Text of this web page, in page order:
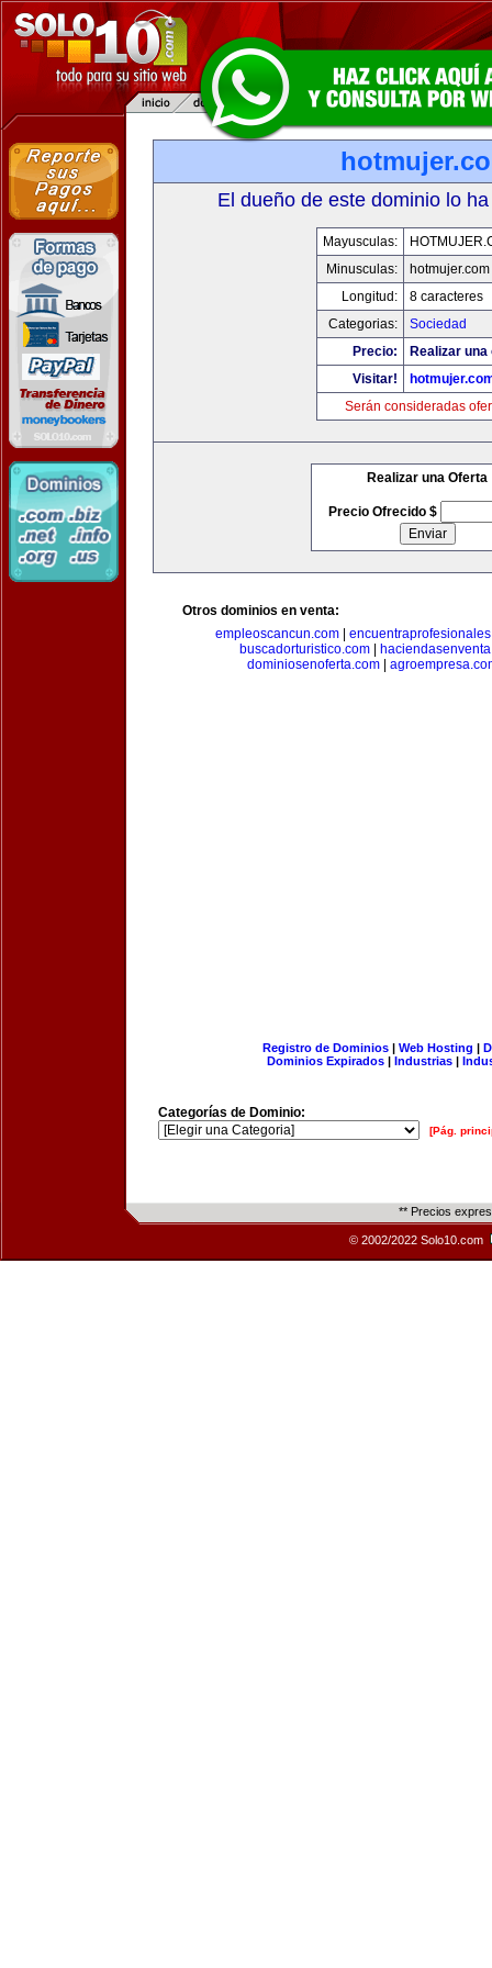
El dueño de este dominio lo
Mayusculas:
Minusculas:
hotmujer.com
Longitud:
8 caracteres
Categorias:
Sociedad
Precio:
Realizar
Visitar!
Serán consideradas
Realizar una Oferta
Precio Ofrecido $
Otros dominios en venta:
empleoscancun.com
buscadorturistico.com|
dominiosenoferta.com
Registro de Dominios| Web Hosting |
Dominios Expirados | Industrias |
Categorías de Dominio:
[Pág.
** Precios
© 2002/2022 Solo10.com